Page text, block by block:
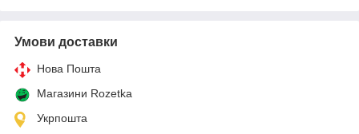
Умови доставки
Нова Пошта
Магазини Rozetka
Укрпошта